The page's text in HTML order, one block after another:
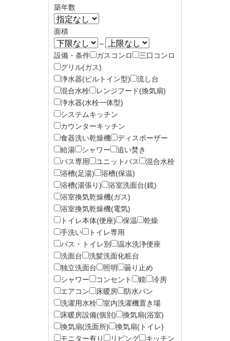
築年数
面積
～
設備・条件
ガスコンロ
三口コンロ
グリル(ガス)
浄水器(ビルトイン型)
流し台
混合水栓
レンジフード(換気扇)
浄水器(水栓一体型)
システムキッチン
カウンターキッチン
食器洗い乾燥機
ディスポーザー
給湯
シャワー
追い焚き
バス専用
ユニットバス
混合水栓
浴槽(足湯)
浴槽(保温)
浴槽(湯張り)
浴室洗面台(鏡)
浴室換気乾燥機(ガス)
浴室換気乾燥機(電気)
トイレ本体(便座)
保温
乾燥
手洗い
トイレ専用
バス・トイレ別
温水洗浄便座
洗面台
洗髪洗面化粧台
独立洗面台
照明
曇り止め
シャワー
コンセント 鏡
冷房
エアコン
床暖房
防水パン
洗濯用水栓
室内洗濯機置き場
床暖房設備(個別)
換気扇(浴室)
換気扇(洗面所)
換気扇(トイレ)
モニター有り
リビング キッチン